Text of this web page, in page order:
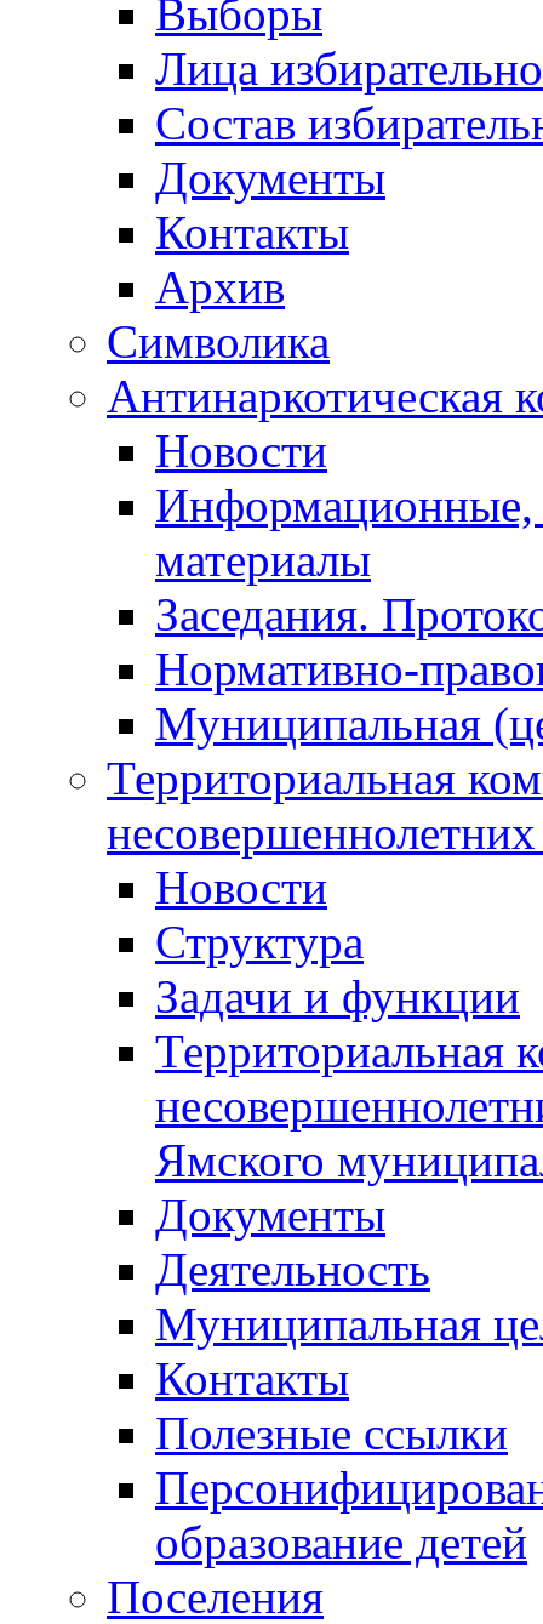
Выборы
Лица
Состав
Документы
Контакты
Архив
Символика
Антинаркотическая
Новости
Информационные,
материалы
Заседания.
Нормативно-
Муниципальная
Территориальная
Новости
Структура
Задачи и функции
Территориальная
Ямского
Документы
Деятельность
Муниципальная
Контакты
Полезные ссылки
образование детей
Поселения